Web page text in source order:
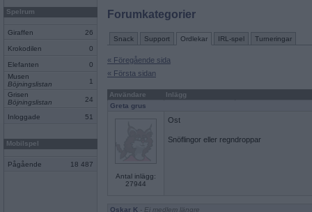
Spelrum
Giraffen 26
Krokodilen 0
Elefanten
0
Musen
Böjningslistan
1
Grisen
Böjningslistan
24
Inloggade 51
Mobilspel
Pågående 18 487
Forumkategorier
Snack Support Ordlekar IRL-spel Turneringar
« Föregående sida
« Första sidan
Användare
Inlägg
Greta grus
Antal inlägg:
27944
Ost
Snöflingor eller regndroppar
Oskar K - Ej medlem längre